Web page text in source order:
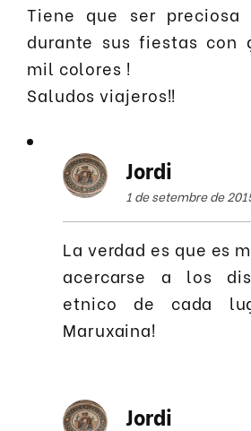
Tiene que ser preciosa
durante sus fiestas con
mil colores !
Saludos viajeros!!
Jordi
1 de setembre de
La verdad es que es
acercarse a los
etnico de cada
Maruxaina!
Jordi